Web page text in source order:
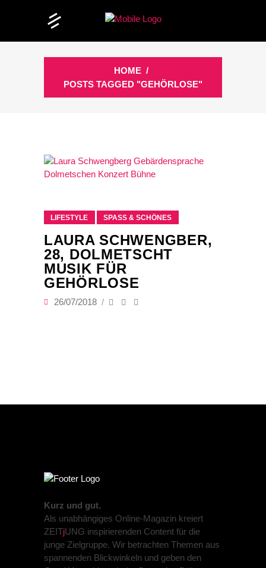
HOME /
POSTS TAGGED "GEHÖRLOSE"
LIFESTYLE SPASS & SCHÖNES
LAURA SCHWENGBER,
28, DOLMETSCHT
MUSIK FÜR
GEHÖRLOSE
26/07/2018
Kurz und gut.
Als unabhängiges Online-Magazin kreiert
ZEITjUNG inspirierenden Content für die
junge Zielgruppe. Wir betrachten Themen aus
spannenden Blickwinkeln und geben den